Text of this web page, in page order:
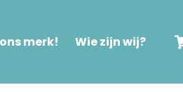
merk! Wie zijn wij?